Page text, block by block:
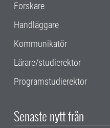
Forskare
Handläggare
Kommunikatör
Lärare/studierektor
Programstudierektor
Senaste nytt från